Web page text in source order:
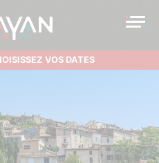
VOS DATES